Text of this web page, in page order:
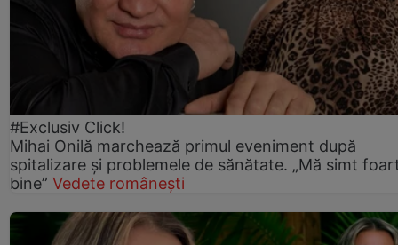
#Exclusiv Click!
Mihai Onilă marchează primul eveniment după
spitalizare și problemele de sănătate. „Mă simt
bine” Vedete românești